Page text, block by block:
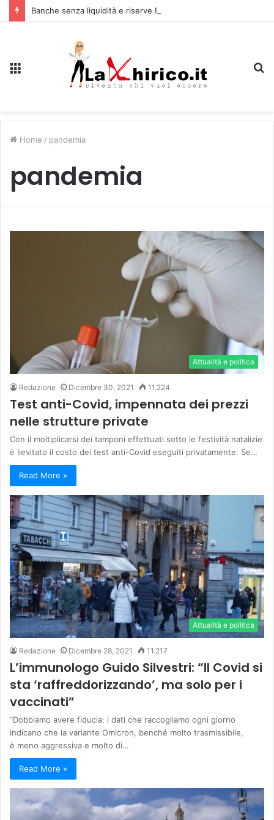
Home / pandemia
pandemia
Attualità e politica
Redazione Dicembre 30, 2021 11.224
Test anti-Covid, impennata dei prezzi
nelle strutture private
Con il moltiplicarsi dei tamponi effettuati sotto le festività natalizie
è lievitato il costo dei test anti-Covid eseguiti privatamente. Se…
Read More »
Attualità e politica
Redazione Dicembre 28, 2021 11.217
L’immunologo Guido Silvestri: “Il Covid si
sta ‘raffreddorizzando’, ma solo per i
vaccinati”
“Dobbiamo avere fiducia: i dati che raccogliamo ogni giorno
indicano che la variante Omicron, benché molto trasmissibile,
è meno aggressiva e molto di…
Read More »